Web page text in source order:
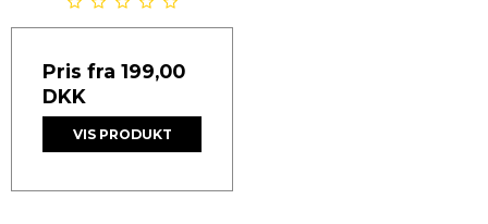
Pris fra 199,00
DKK
VIS PRODUKT